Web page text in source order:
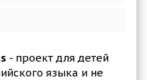
- проект для детей
языка и не